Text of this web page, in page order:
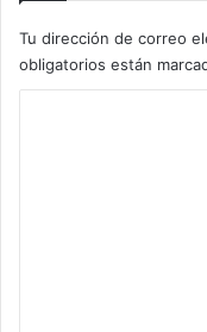
Tu dirección de correo
obligatorios están